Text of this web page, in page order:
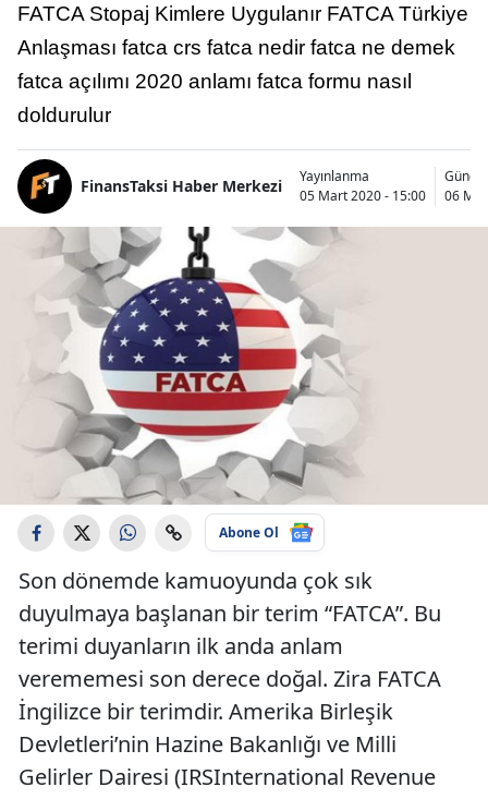
FATCA Stopaj Kimlere Uygulanır FATCA Türkiye
Anlaşması fatca crs fatca nedir fatca ne demek
fatca açılımı 2020 anlamı fatca formu nasıl
doldurulur
FinansTaksi Haber Merkezi
Yayınlanma
05 Mart 2020 - 15:00
06
Abone Ol
Son dönemde kamuoyunda çok sık
duyulmaya başlanan bir terim “FATCA”. Bu
terimi duyanların ilk anda anlam
verememesi son derece doğal. Zira FATCA
İngilizce bir terimdir. Amerika Birleşik
Devletleri’nin Hazine Bakanlığı ve Milli
Gelirler Dairesi (IRSInternational Revenue